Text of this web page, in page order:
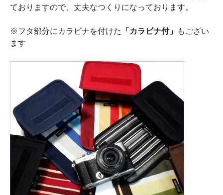
ておりますので、丈夫なつくりになっております。
※フタ部分にカラビナを付けた 「カラビナ付」
もござい
ます